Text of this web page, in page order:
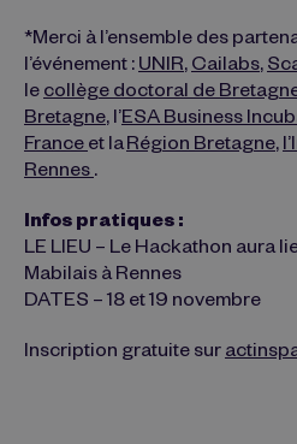
*Merci à l’ensemble des
l’événement :UNIR,Cailabs,
lecollège doctoral de
Bretagne, l’ESA Business
France et laRégion Bretagne,
Rennes .
Infos pratiques :
LE LIEU – Le Hackathon aura
Mabilais à Rennes
DATES – 18 et 19 novembre
Inscription gratuite sur